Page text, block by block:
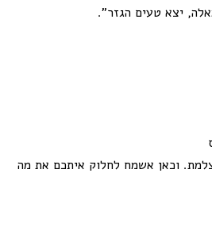
יצא טעים הגזר".
וכאן אשמח לחלוק איתכם את מה